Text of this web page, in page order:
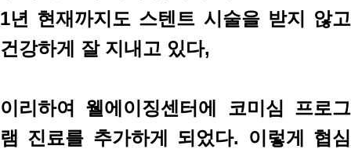
1년 현재까지도 스텐트 시술을 받지 않고
건강하게 잘 지내고 있다,
이리하여 웰에이징센터에 코미심 프로그
램 진료를 추가하게 되었다. 이렇게 협심